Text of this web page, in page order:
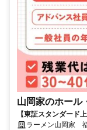
山岡家のホール
【東証スタンダード
賞与年2回｜残業代は
ラーメン山岡家